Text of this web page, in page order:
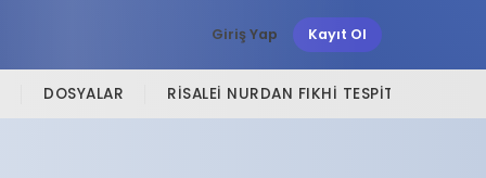
Giriş Yap Kayıt Ol
DOSYALAR RISALEI NURDAN FIKHI TESPITLER